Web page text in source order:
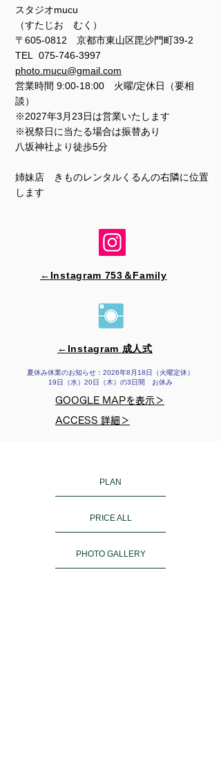
スタジオmucu
（すたじお むく）
〒605-0812 京都市東山区毘沙門町39-2
TEL 075-746-3997
photo.mucu@gmail.com
営業時間 9:00-18:00 火曜/定休日（要相
談）
※2027年3月23日は営業いたします
※祝祭日に当たる場合は振替あり
​​八坂神社より徒歩5分
姉妹店 きものレンタルくるんの右隣に位置
します
←Instagram 753＆​Family
←Instagram 成人式
夏休み休業のお知らせ：2026年8月18日（火曜定休）
19日（水）20日（木）の3日間 お休み
GOOGLE MAPを表示＞
ACCESS 詳細＞
PLAN
PRICE ALL
PHOTO GALLERY